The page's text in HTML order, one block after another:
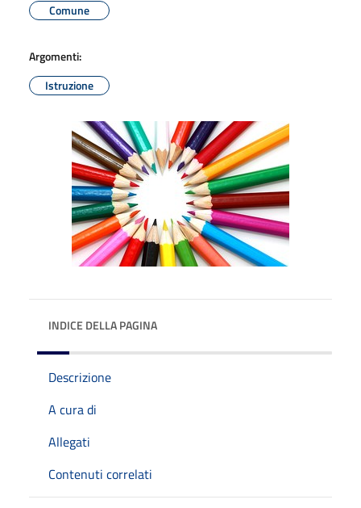
Comune
Argomenti:
Istruzione
INDICE DELLA PAGINA
Descrizione
A cura di
Allegati
Contenuti correlati